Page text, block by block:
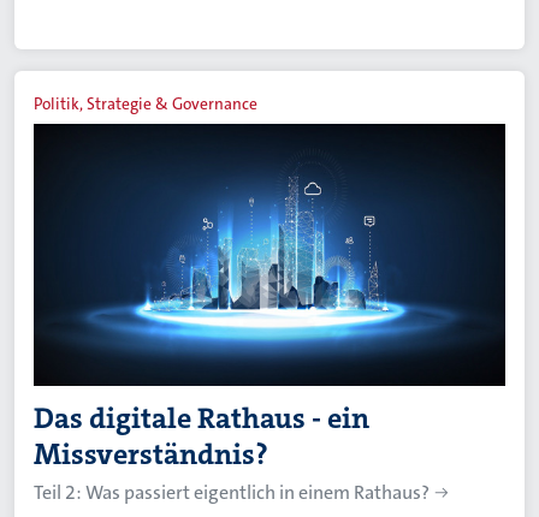
Politik, Strategie & Governance
Das digitale Rathaus - ein
Missverständnis?
Teil 2: Was passiert eigentlich in einem Rathaus?